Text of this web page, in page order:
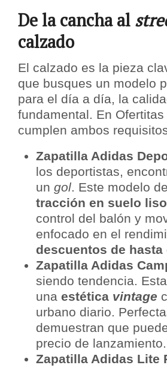
De la cancha al
calzado
El calzado es la pieza
que busques un modelo
para el día a día, la
fundamental. En
cumplen ambos
Zapatilla Adidas
los deportistas,
un gol. Este modelo
tracción en suelo
control del balón y
enfocado en el
descuentos de hasta
Zapatilla Adidas
siendo tendencia.
una estética vintage
urbano diario.
demuestran que
precio de lanzamiento.
Zapatilla Adidas Lite